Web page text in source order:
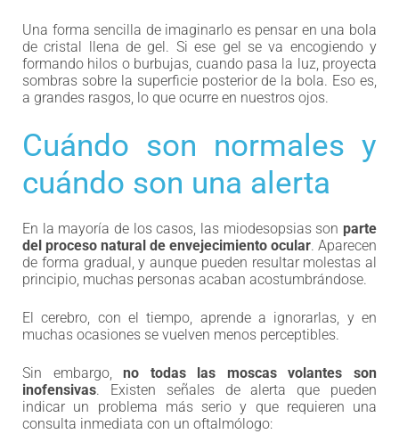
Una forma sencilla de imaginarlo es pensar en una bola
de cristal llena de gel. Si ese gel se va encogiendo y
formando hilos o burbujas, cuando pasa la luz, proyecta
sombras sobre la superficie posterior de la bola. Eso es,
a grandes rasgos, lo que ocurre en nuestros ojos.
Cuándo son normales y
cuándo son una alerta
En la mayoría de los casos, las miodesopsias son parte
del proceso natural de envejecimiento ocular. Aparecen
de forma gradual, y aunque pueden resultar molestas al
principio, muchas personas acaban acostumbrándose.
El cerebro, con el tiempo, aprende a ignorarlas, y en
muchas ocasiones se vuelven menos perceptibles.
Sin embargo,no todas las moscas volantes son
inofensivas. Existen señales de alerta que pueden
indicar un problema más serio y que requieren una
consulta inmediata con un oftalmólogo: